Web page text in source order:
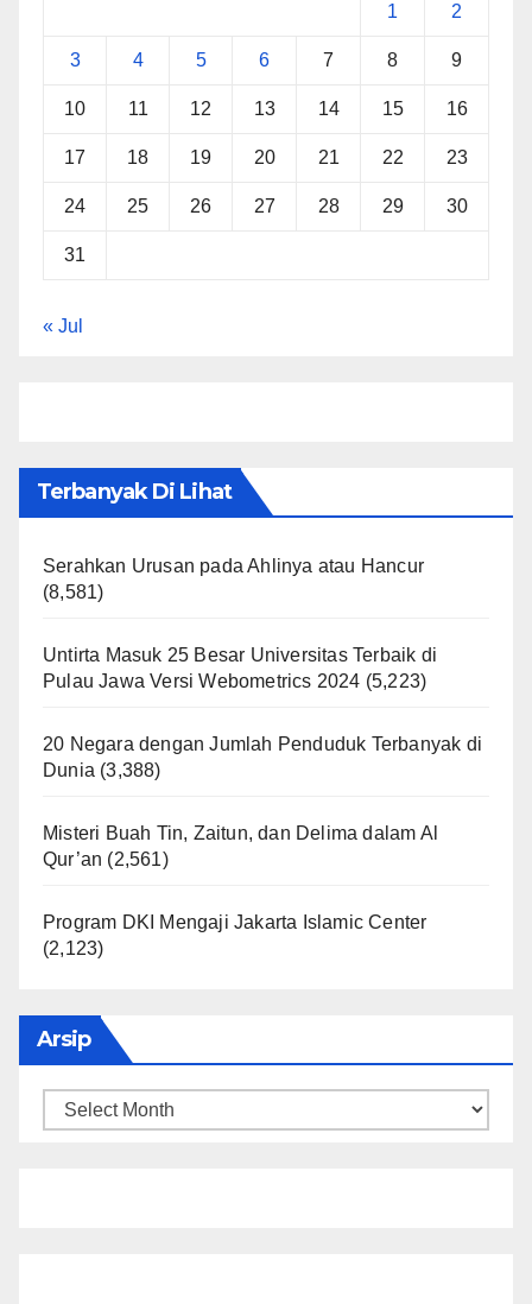
1 2
3 4 5 6 7 8 9
10 11 12 13 14 15 16
17 18 19 20 21 22 23
24 25 26 27 28 29 30
31
« Jul
Terbanyak Di Lihat
Serahkan Urusan pada Ahlinya atau Hancur
(8,581)
Untirta Masuk 25 Besar Universitas Terbaik di
Pulau Jawa Versi Webometrics 2024 (5,223)
20 Negara dengan Jumlah Penduduk Terbanyak di
Dunia (3,388)
Misteri Buah Tin, Zaitun, dan Delima dalam Al
Qur’an (2,561)
Program DKI Mengaji Jakarta Islamic Center
(2,123)
Arsip
Arsip